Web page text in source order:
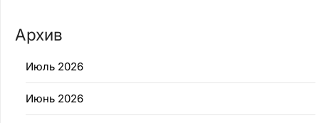
Архив
Июль 2026
Июнь 2026